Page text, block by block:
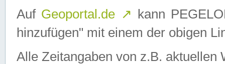
Auf Geoportal.de ↗ kann
hinzufügen" mit einem der obigen
Alle Zeitangaben von z.B. aktuellen